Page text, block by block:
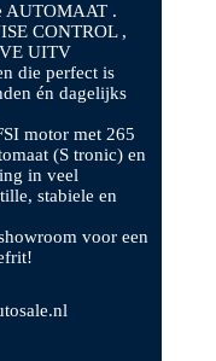
AUTOMAAT .
CONTROL ,
UITV
die perfect is
én dagelijks
motor met 265
(S tronic) en
in veel
stabiele en
voor een